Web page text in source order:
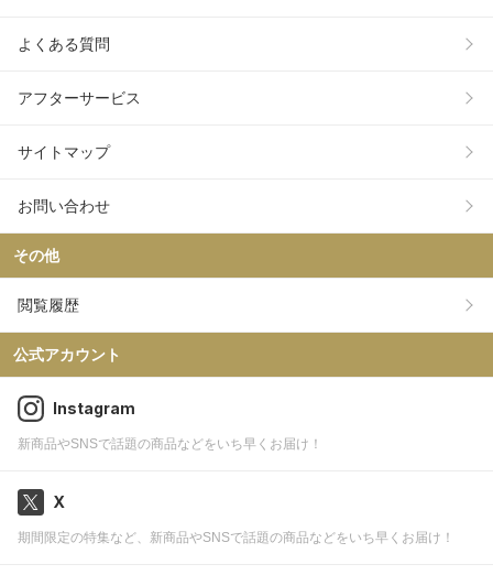
よくある質問
アフターサービス
サイトマップ
お問い合わせ
その他
閲覧履歴
公式アカウント
Instagram
新商品やSNSで話題の商品などをいち早くお届け！
X
期間限定の特集など、新商品やSNSで話題の商品などをいち早くお届け！